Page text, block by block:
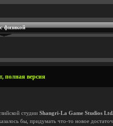
физикой
полная версия
студии Shangri-La Game Studios Ltd.
бы, придумать что-то новое